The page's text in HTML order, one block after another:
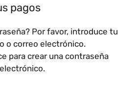
pagos
Por favor, introduce tu
o correo electrónico.
para crear una contraseña